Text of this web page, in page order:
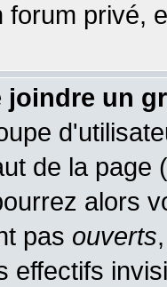
forum privé,
joindre un
de la page
alors
pas ouverts
effectifs